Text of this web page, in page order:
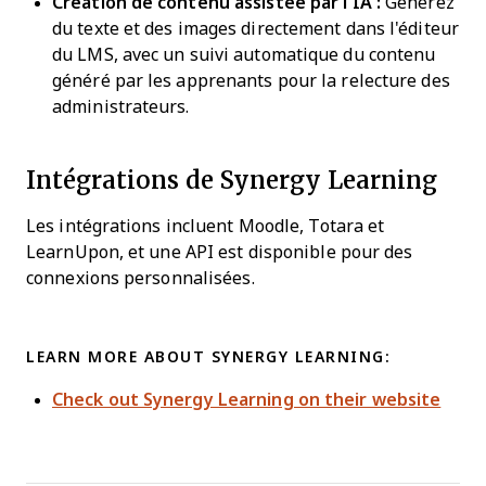
du texte et des images directement dans l'éditeur
du LMS, avec un suivi automatique du contenu
généré par les apprenants pour la relecture des
administrateurs.
Intégrations de Synergy Learning
Les intégrations incluent Moodle, Totara et
LearnUpon, et une API est disponible pour des
connexions personnalisées.
LEARN MORE ABOUT SYNERGY LEARNING:
Check out Synergy Learning on their website